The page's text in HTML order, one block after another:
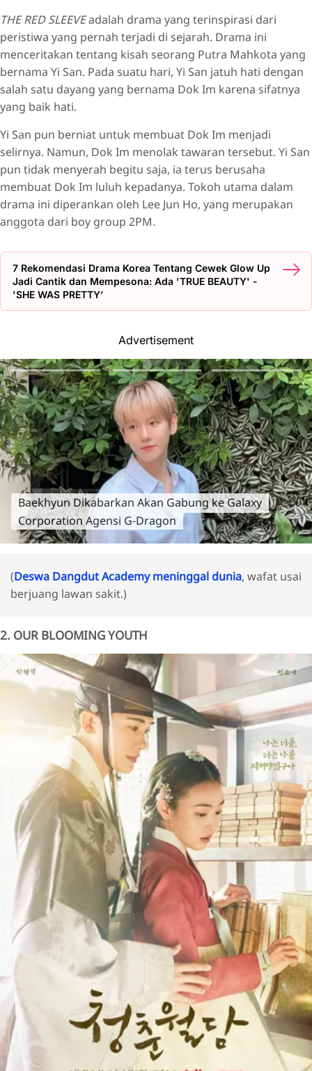
THE RED SLEEVEadalah drama yang terinspirasi dari
peristiwa yang pernah terjadi di sejarah. Drama ini
menceritakan tentang kisah seorang Putra Mahkota yang
bernama Yi San. Pada suatu hari, Yi San jatuh hati dengan
salah satu dayang yang bernama Dok Im karena sifatnya
yang baik hati.
Yi San pun berniat untuk membuat Dok Im menjadi
selirnya. Namun, Dok Im menolak tawaran tersebut. Yi San
pun tidak menyerah begitu saja, ia terus berusaha
membuat Dok Im luluh kepadanya. Tokoh utama dalam
drama ini diperankan oleh Lee Jun Ho, yang merupakan
anggota dari boy group 2PM.
7 Rekomendasi Drama Korea Tentang Cewek Glow Up
Jadi Cantik dan Mempesona: Ada 'TRUE BEAUTY' -
'SHE WAS PRETTY’
Advertisement
Baekhyun Dikabarkan Akan Gabung ke Galaxy
Corporation Agensi G-Dragon
(Deswa Dangdut Academy meninggal dunia, wafat usai
berjuang lawan sakit.)
2. OUR BLOOMING YOUTH